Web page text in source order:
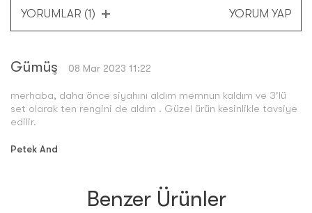
YORUMLAR (1) YORUM YAP
Gümüş 08 Mar 2023 11:22
merhaba, daha önce siyahını aldım memnun kaldım ve 3'lü
set olarak ten rengini de aldım . Güzel ürün kesinlikle tavsiye
edilir.
Petek And
Benzer Ürünler